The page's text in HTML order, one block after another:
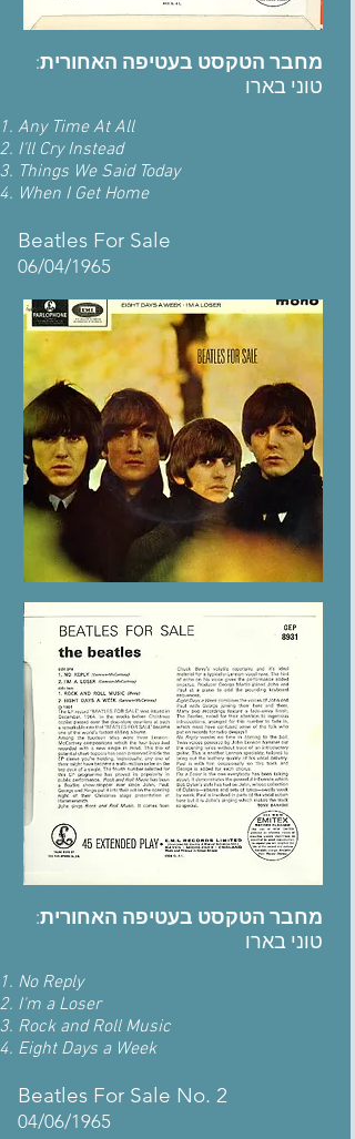
מחבר הטקסט בעטיפה האחורית:
טוני בארו
Any Time At All
I'll Cry Instead
Things We Said Today
When I Get Home
Beatles For Sale
06/04/1965
מחבר הטקסט בעטיפה האחורית:
טוני בארו
No Reply
I'm a Loser
Rock and Roll Music
Eight Days a Week
Beatles For Sale No. 2
04/06/1965